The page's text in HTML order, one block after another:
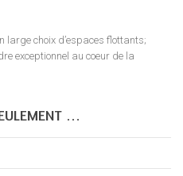
large choix d’espaces flottants;
exceptionnel au coeur de la
…